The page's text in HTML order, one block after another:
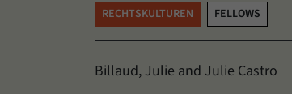
RECHTSKULTUREN FELLOWS
Billaud, Julie and Julie Castro